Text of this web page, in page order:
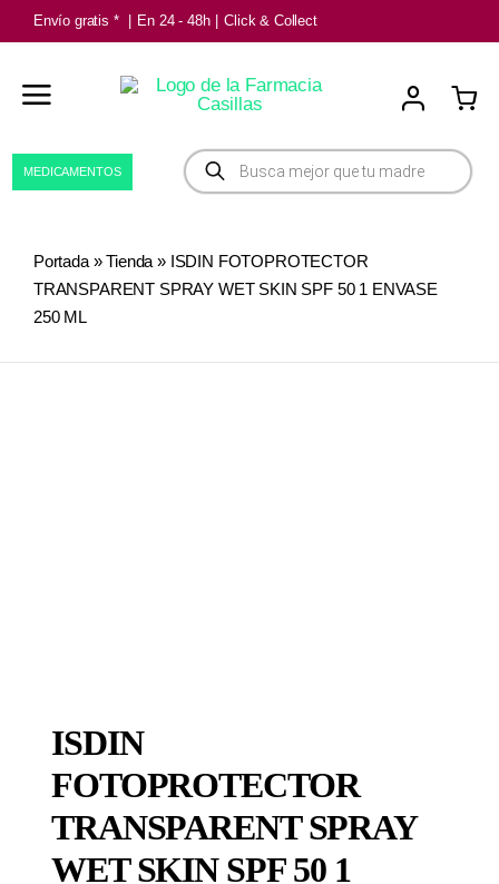
Saltar
al
contenido
Envío gratis * En 24 - 48h Click & Collect
Búsqueda
de
productos
MEDICAMENTOS
Portada»Tienda » ISDIN FOTOPROTECTOR
TRANSPARENT SPRAY WET SKIN SPF 50 1 ENVASE
250 ML
ISDIN
FOTOPROTECTOR
TRANSPARENT SPRAY
WET SKIN SPF 50 1